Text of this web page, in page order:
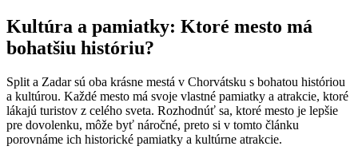
Kultúra a pamiatky: Ktoré mesto má
bohatšiu históriu?
Split a Zadar sú oba krásne mestá v Chorvátsku s bohatou históriou
a kultúrou. Každé mesto má svoje vlastné pamiatky a atrakcie, ktoré
lákajú turistov z celého sveta. Rozhodnúť sa, ktoré mesto je lepšie
pre dovolenku, môže byť náročné, preto si v tomto článku
porovnáme ich historické pamiatky a kultúrne atrakcie.